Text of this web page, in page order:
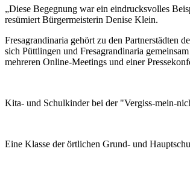
„Diese Begegnung war ein eindrucksvolles
resümiert Bürgermeisterin Denise Klein.
Fresagrandinaria gehört zu den Partnerstädten
sich Püttlingen und Fresagrandinaria
mehreren Online-Meetings und einer
Kita- und Schulkinder bei der "Vergiss-mein-
Eine Klasse der örtlichen Grund- und